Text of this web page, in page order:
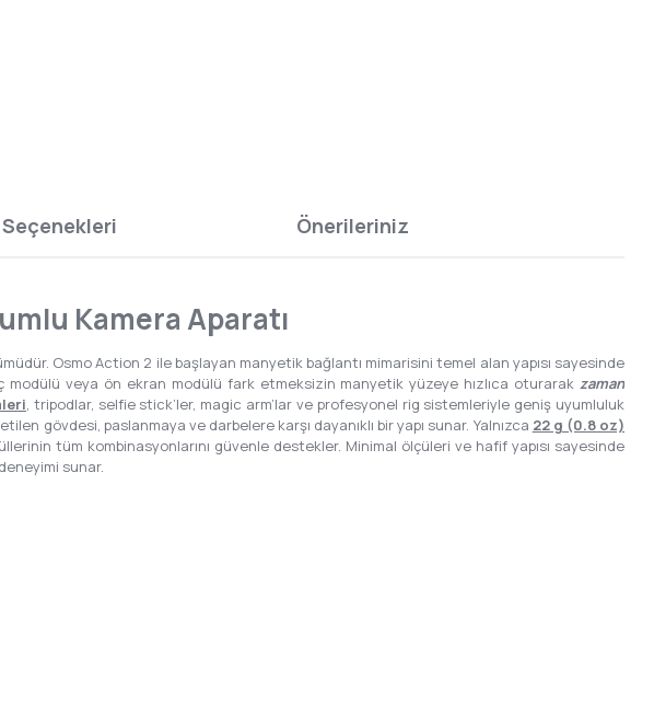
Önerileriniz
Kamera Aparatı
Osmo Action 2 ile başlayan manyetik bağlantı mimarisini temel alan yapısı sayesinde
modülü veya ön ekran modülü fark etmeksizin manyetik yüzeye hızlıca oturarakzaman
, tripodlar, selfie stick’ler, magic arm’lar ve profesyonel rig sistemleriyle geniş uyumluluk
gövdesi, paslanmaya ve darbelere karşı dayanıklı bir yapı sunar. Yalnızca 22 g (0.8 oz)
tüm kombinasyonlarını güvenle destekler. Minimal ölçüleri ve hafif yapısı sayesinde
sunar.